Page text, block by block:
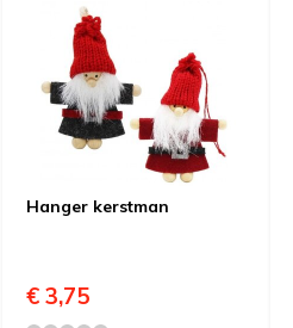
Hanger kerstman
€ 3,75